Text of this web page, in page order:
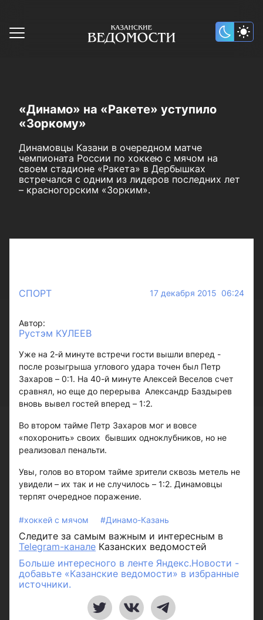
«Динамо» на «Ракете» уступило
«Зоркому»
Динамовцы Казани в очередном матче
чемпионата России по хоккею с мячом на
своем стадионе «Ракета» в Дербышках
встречался с одним из лидеров последних лет
– красногорским «Зорким».
СПОРТ 17 декабря 2015 06:24
Автор:
Рустэм КУЛЕЕВ
Уже на 2-й минуте встречи гости вышли вперед -
после розыгрыша углового удара точен был Петр
Захаров – 0:1. На 40-й минуте Алексей Веселов счет
сравнял, но еще до перерыва Александр Баздырев
вновь вывел гостей вперед – 1:2.
Во втором тайме Петр Захаров мог и вовсе
«похоронить» своих бывших одноклубников, но не
реализовал пенальти.
Увы, голов во втором тайме зрители сквозь метель не
увидели – их так и не случилось – 1:2. Динамовцы
терпят очередное поражение.
#хоккей с мячом #Динамо-Казань
Следите за самым важным и интересным в
Telegram-канале Казанских ведомостей
Больше интересного в ленте Яндекс.Новости -
добавьте «Казанские ведомости» в избранные
источники.